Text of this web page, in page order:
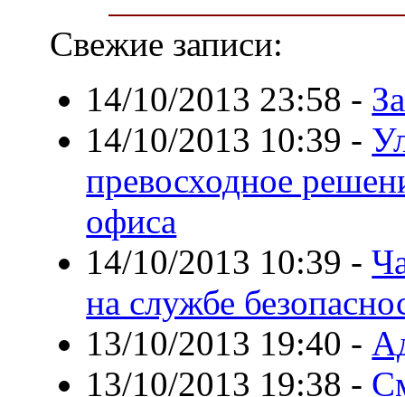
Свежие записи:
14/10/2013 23:58 -
14/10/2013 10:39 -
превосходное
офиса
14/10/2013 10:39 -
на службе
13/10/2013 19:40 -
13/10/2013 19:38 -